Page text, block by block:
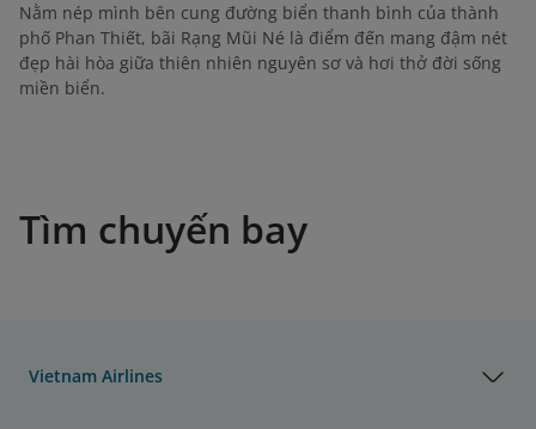
Nằm nép mình bên cung đường biển thanh bình của thành
phố Phan Thiết, bãi Rạng Mũi Né là điểm đến mang đậm nét
đẹp hài hòa giữa thiên nhiên nguyên sơ và hơi thở đời sống
miền biển.
Tìm chuyến bay
Vietnam Airlines